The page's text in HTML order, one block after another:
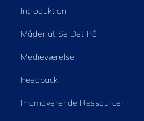
Introduktion
Måder at Se Det På
Medieværelse
Feedback
Promoverende Ressourcer